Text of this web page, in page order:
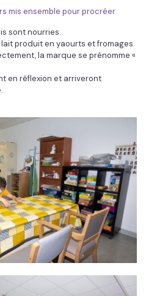
mis ensemble pour procréer
sont nourries.
produit en yaourts et fromages
la marque se prénomme «
en réflexion et arriveront